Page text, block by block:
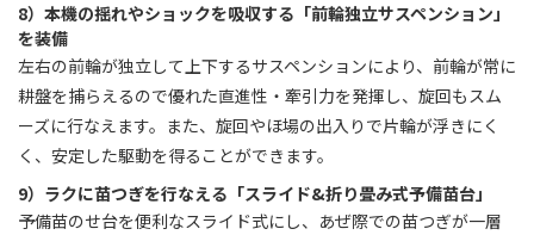
8）本機の揺れやショックを吸収する「前輪独立サスペンション」
を装備
左右の前輪が独立して上下するサスペンションにより、前輪が常に
耕盤を捕らえるので優れた直進性・牽引力を発揮し、旋回もスム
ーズに行なえます。また、旋回やほ場の出入りで片輪が浮きにく
く、安定した駆動を得ることができます。
9）ラクに苗つぎを行なえる「スライド&折り畳み式予備苗台」
予備苗のせ台を便利なスライド式にし、あぜ際での苗つぎが一層